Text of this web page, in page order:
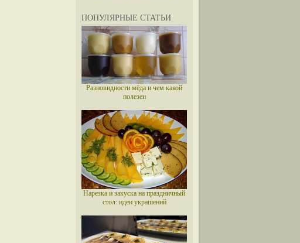
ПОПУЛЯРНЫЕ СТАТЬИ
Разновидности мёда и чем какой
полезен
Нарезка и закуска на праздничный
стол: идеи украшений